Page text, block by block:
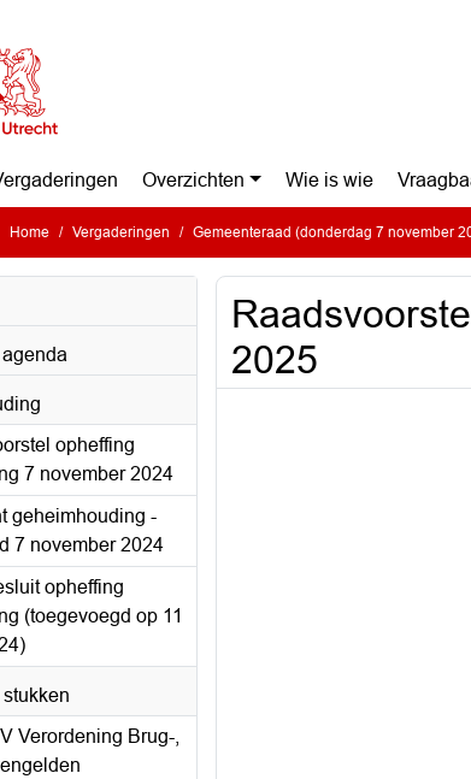
Overzichten Wie is wie
Home Vergaderingen Gemeenteraad (donderdag 7 november
opheffing
7 november 2024
geheimhouding -
7 november 2024
opheffing
(toegevoegd op 11
Verordening Brug-,
2025